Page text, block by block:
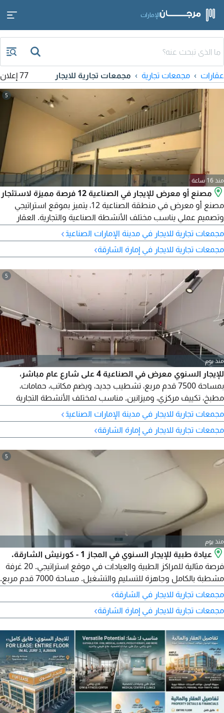
الإمارات
عقارات مجمعات تجارية مجمعات تجارية للايجار 77 إعلان
5
منذ 16 ساعة
مصنع أو معرض للإيجار في الصناعية 12 فرصة مميزة لاستئجار
مصنع أو معرض في منطقة الصناعية 12، يتميز بموقع استراتيجي
وتصميم عملي يناسب مختلف الأنشطة الصناعية والتجارية. العقار
مجهز بمواصفات عالية ويوفر بيئة عمل مثالية للشركات التي تبحث عن
مقر جاهز للتشغيل. يتميز العقار بمساحة مناسبة، مع ميزانين يوفر
مساحة اضافية للاستخدام، بالاضافة الى تكييف مركزي وكهرباء بقدرة
مجمعات تجارية للايجار في مدينة الإمارات الصناعية›
مجمعات تجارية للايجار في إمارة الشارقة›
5
منذ يوم
للإيجار السنوي معرض في الصناعية 4 على شارع عام مباشر،
بمساحة 7500 قدم مربع، تشطيب جديد، ويضم مكاتب، حمامات،
مطبخ، تكييف مركزي، وميزانين. مناسب لمختلف الأنشطة التجارية
بموقع مميز وسهولة وصول
مجمعات تجارية للايجار في مدينة الإمارات الصناعية›
مجمعات تجارية للايجار في إمارة الشارقة›
5
منذ يوم
عيادة طبية للإيجار السنوي في المجاز 1 - كورنيش الشارقة.
فرصة مثالية للمراكز الطبية والعيادات في موقع استراتيجي. 20 غرفة
مشطبة بالكامل وجاهزة للتسليم والتشغيل. مساحة 7000 قدم مربع.
صف أول على الكورنيش. تكييف مجاني، موقف مجاني، صيانة مجانية.
تصديق على المالك. 6 أشهر مجانية. الإيجار السنوي 380000 درهم.
الدفع على 4 أو 6 شيكات.
مجمعات تجارية للايجار في الشارقة›
مجمعات تجارية للايجار في إمارة الشارقة›